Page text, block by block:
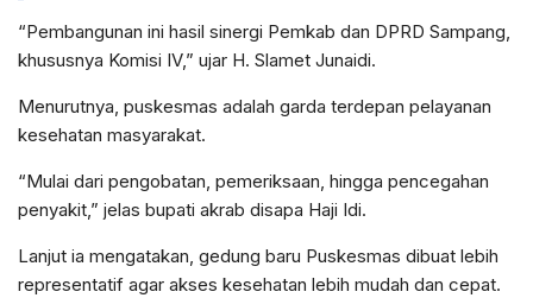
“Pembangunan ini hasil sinergi Pemkab dan DPRD Sampang,
khususnya Komisi IV,” ujar H. Slamet Junaidi.
Menurutnya, puskesmas adalah garda terdepan pelayanan
kesehatan masyarakat.
“Mulai dari pengobatan, pemeriksaan, hingga pencegahan
penyakit,” jelas bupati akrab disapa Haji Idi.
Lanjut ia mengatakan, gedung baru Puskesmas dibuat lebih
representatif agar akses kesehatan lebih mudah dan cepat.